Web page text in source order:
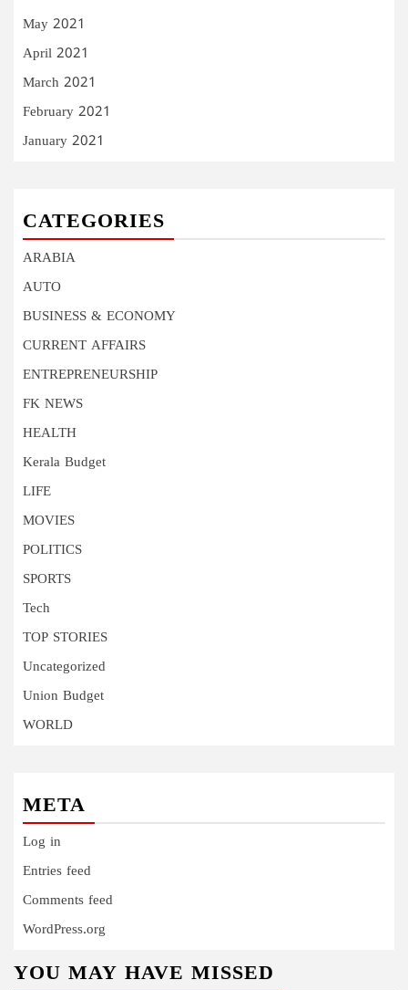
May 2021
April 2021
March 2021
February 2021
January 2021
CATEGORIES
ARABIA
AUTO
BUSINESS & ECONOMY
CURRENT AFFAIRS
ENTREPRENEURSHIP
FK NEWS
HEALTH
Kerala Budget
LIFE
MOVIES
POLITICS
SPORTS
Tech
TOP STORIES
Uncategorized
Union Budget
WORLD
META
Log in
Entries feed
Comments feed
WordPress.org
YOU MAY HAVE MISSED